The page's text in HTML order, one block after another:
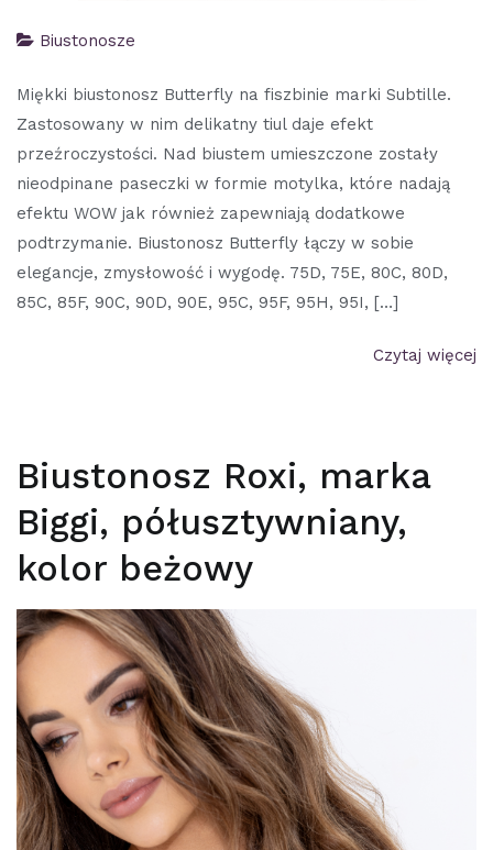
Biustonosze
Miękki biustonosz Butterfly na fiszbinie marki Subtille.
Zastosowany w nim delikatny tiul daje efekt
przeźroczystości. Nad biustem umieszczone zostały
nieodpinane paseczki w formie motylka, które nadają
efektu WOW jak również zapewniają dodatkowe
podtrzymanie. Biustonosz Butterfly łączy w sobie
elegancje, zmysłowość i wygodę. 75D, 75E, 80C, 80D,
85C, 85F, 90C, 90D, 90E, 95C, 95F, 95H, 95I, […]
Czytaj więcej
Biustonosz Roxi, marka
Biggi, półusztywniany,
kolor beżowy